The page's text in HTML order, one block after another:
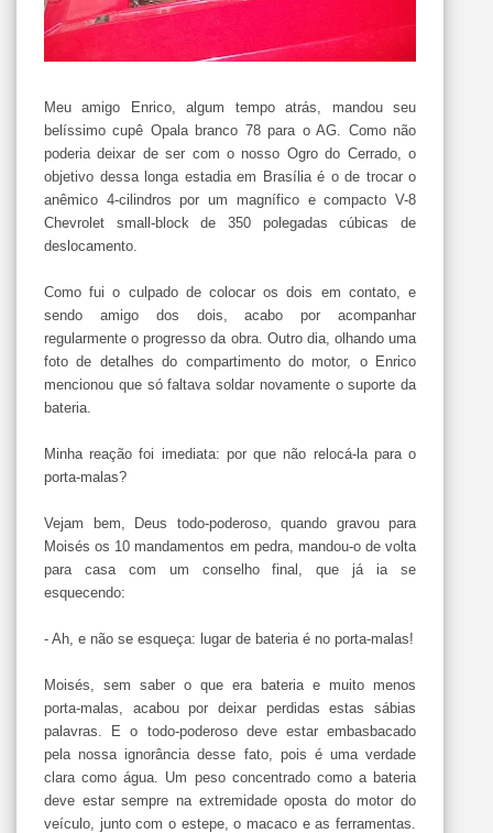
Meu amigo Enrico, algum tempo atrás, mandou seu
belíssimo cupê Opala branco 78 para o AG. Como não
poderia deixar de ser com o nosso Ogro do Cerrado, o
objetivo dessa longa estadia em Brasília é o de trocar o
anêmico 4-cilindros por um magnífico e compacto V-8
Chevrolet small-block de 350 polegadas cúbicas de
deslocamento.
Como fui o culpado de colocar os dois em contato, e
sendo amigo dos dois, acabo por acompanhar
regularmente o progresso da obra. Outro dia, olhando uma
foto de detalhes do compartimento do motor, o Enrico
mencionou que só faltava soldar novamente o suporte da
bateria.
Minha reação foi imediata: por que não relocá-la para o
porta-malas?
Vejam bem, Deus todo-poderoso, quando gravou para
Moisés os 10 mandamentos em pedra, mandou-o de volta
para casa com um conselho final, que já ia se
esquecendo:
- Ah, e não se esqueça: lugar de bateria é no porta-malas!
Moisés, sem saber o que era bateria e muito menos
porta-malas, acabou por deixar perdidas estas sábias
palavras. E o todo-poderoso deve estar embasbacado
pela nossa ignorância desse fato, pois é uma verdade
clara como água. Um peso concentrado como a bateria
deve estar sempre na extremidade oposta do motor do
veículo, junto com o estepe, o macaco e as ferramentas.